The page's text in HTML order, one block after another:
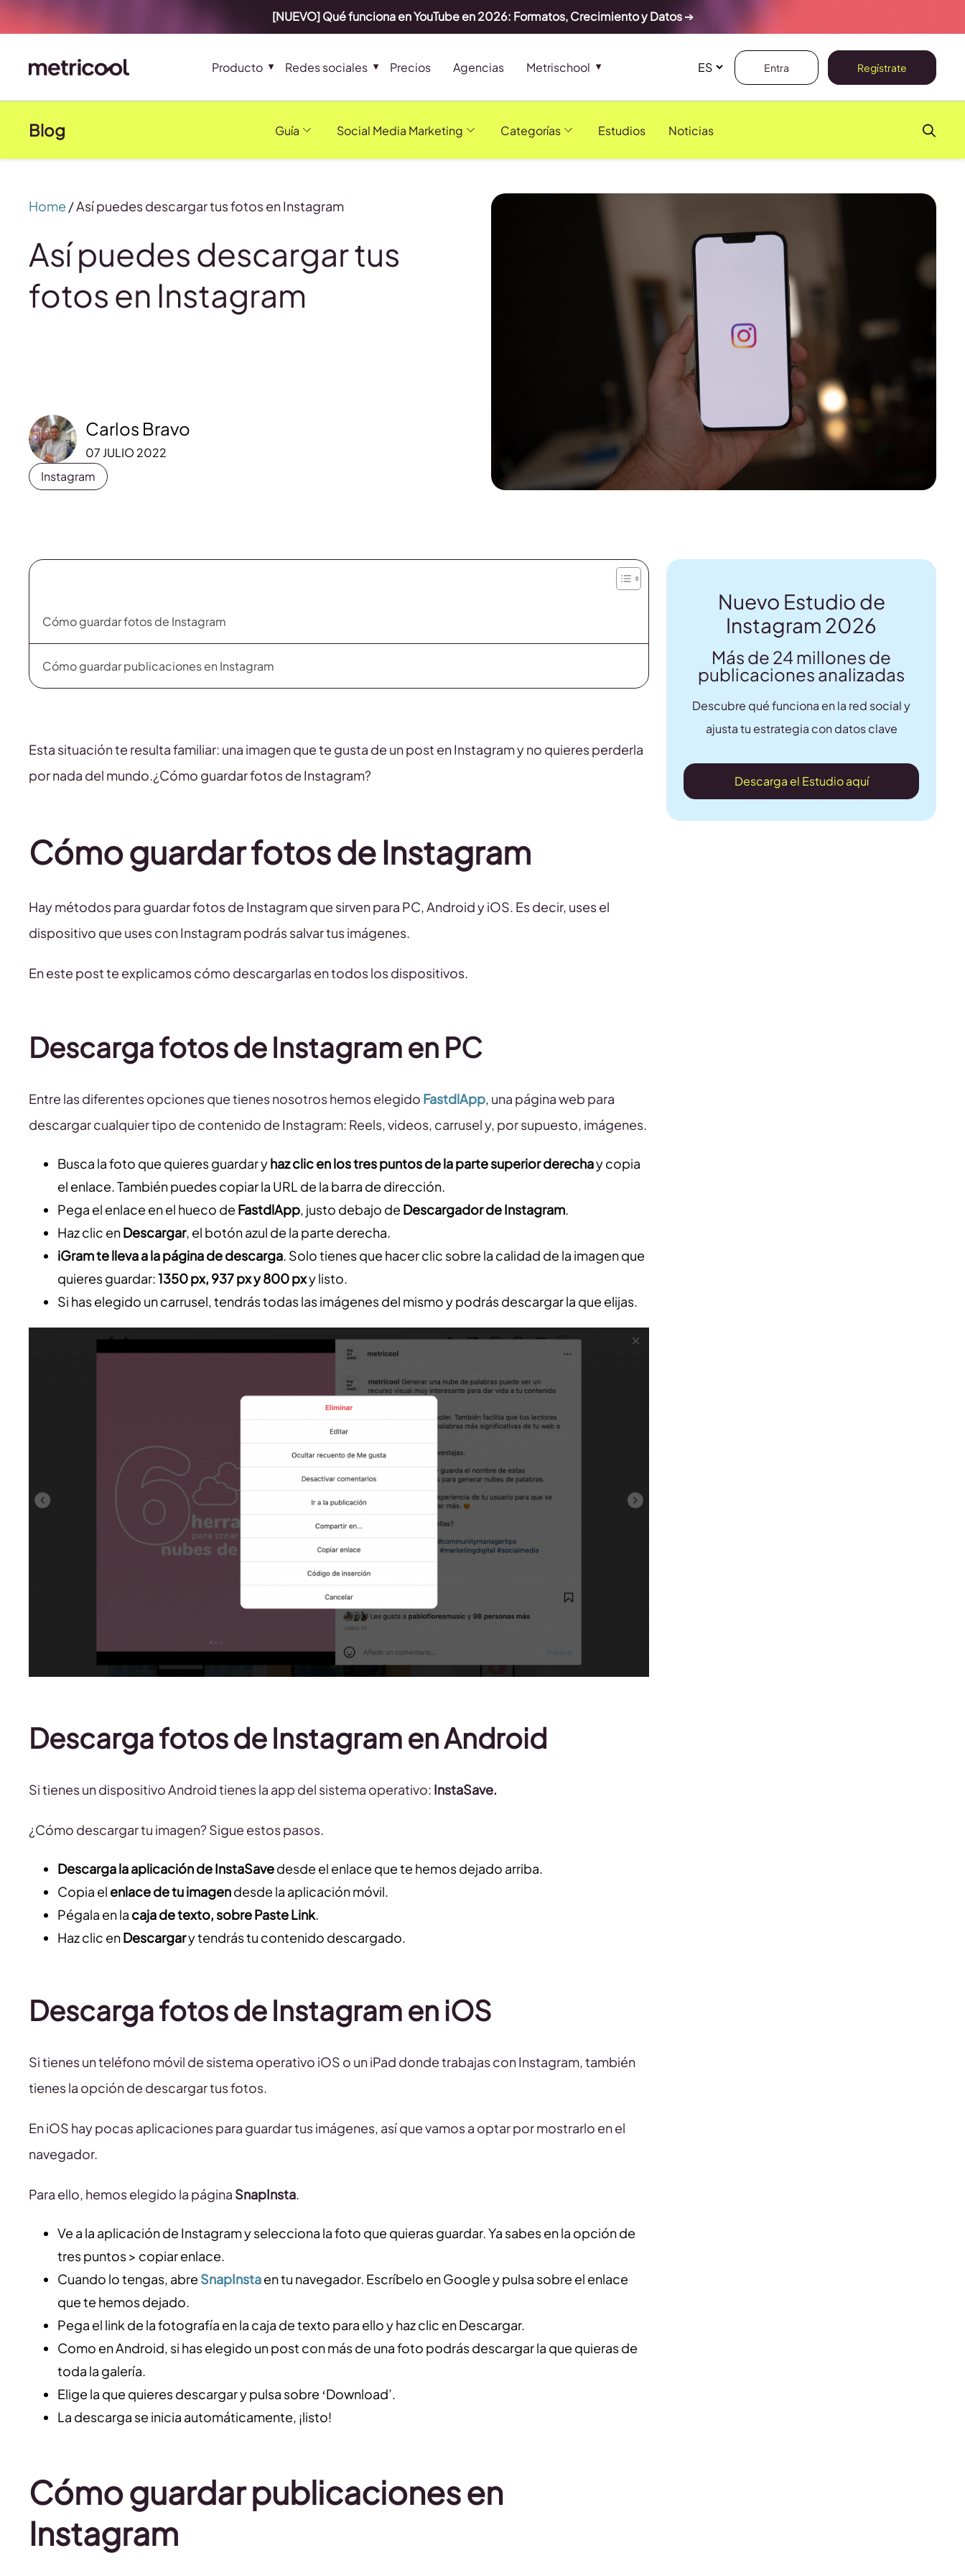
[NUEVO] Qué funciona en YouTube en 2026: Formatos, Crecimiento y Datos➔
Producto Redes sociales Precios Agencias Metrischool Entra Regístrate
Blog Guía Social Media Marketing Categorías Estudios Noticias
Home /Así puedes descargar tus fotos en Instagram
Así puedes descargar tus
fotos en Instagram
Carlos Bravo
07 JULIO 2022
Instagram
Cómo guardar fotos de Instagram
Cómo guardar publicaciones en Instagram
Esta situación te resulta familiar: una imagen que te gusta de un post en Instagram y no quieres perderla
por nada del mundo.¿Cómo guardar fotos de Instagram?
Cómo guardar fotos de Instagram
Hay métodos para guardar fotos de Instagram que sirven para PC, Android y iOS. Es decir, uses el
dispositivo que uses con Instagram podrás salvar tus imágenes.
En este post te explicamos cómo descargarlas en todos los dispositivos.
Descarga fotos de Instagram en PC
Entre las diferentes opciones que tienes nosotros hemos elegido FastdlApp, una página web para
descargar cualquier tipo de contenido de Instagram: Reels, videos, carrusel y, por supuesto, imágenes.
Busca la foto que quieres guardar yhaz clic en los tres puntos de la parte superior derechay copia
el enlace. También puedes copiar la URL de la barra de dirección.
Pega el enlace en el hueco de FastdlApp, justo debajo de Descargador de Instagram.
Haz clic enDescargar, el botón azul de la parte derecha.
iGram te lleva a la página de descarga. Solo tienes que hacer clic sobre la calidad de la imagen que
quieres guardar:1350 px, 937 px y 800 pxy listo.
Si has elegido un carrusel, tendrás todas las imágenes del mismo y podrás descargar la que elijas.
Descarga fotos de Instagram en Android
Si tienes un dispositivo Android tienes la app del sistema operativo: InstaSave.
¿Cómo descargar tu imagen? Sigue estos pasos.
Descarga la aplicación de InstaSavedesde el enlace que te hemos dejado arriba.
Copia el enlace de tu imagendesde la aplicación móvil.
Pégala en la caja de texto, sobre Paste Link.
Haz clic enDescargary tendrás tu contenido descargado.
Descarga fotos de Instagram en iOS
Si tienes un teléfono móvil de sistema operativo iOS o un iPad donde trabajas con Instagram, también
tienes la opción de descargar tus fotos.
En iOS hay pocas aplicaciones para guardar tus imágenes, así que vamos a optar por mostrarlo en el
navegador.
Para ello, hemos elegido la página SnapInsta.
Ve a la aplicación de Instagram y selecciona la foto que quieras guardar. Ya sabes en la opción de
tres puntos > copiar enlace.
Cuando lo tengas, abre SnapInstaen tu navegador. Escríbelo en Google y pulsa sobre el enlace
que te hemos dejado.
Pega el link de la fotografía en la caja de texto para ello y haz clic en Descargar.
Como en Android, si has elegido un post con más de una foto podrás descargar la que quieras de
toda la galería.
Elige la que quieres descargar y pulsa sobre ‘Download’.
La descarga se inicia automáticamente, ¡listo!
Cómo guardar publicaciones en
Instagram
Nuevo Estudio de
Instagram 2026
Más de 24 millones de
publicaciones analizadas
Descubre qué funciona en la red social y
ajusta tu estrategia con datos clave
Descarga el Estudio aquí